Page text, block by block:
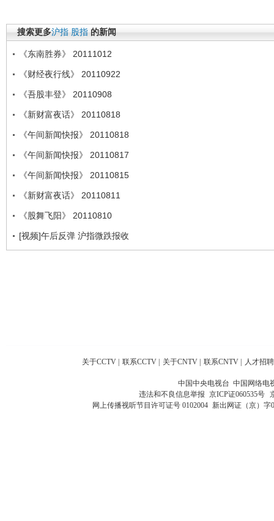
搜索更多沪指 股指 的新闻
《东南胜券》 20111012
《财经夜行线》 20110922
《吾股丰登》 20110908
《新财富夜话》 20110818
《午间新闻快报》 20110818
《午间新闻快报》 20110817
《午间新闻快报》 20110815
《新财富夜话》 20110811
《股舞飞阳》 20110810
[视频]午后反弹 沪指微跌报收
关于CCTV 联系CCTV 关于CNTV 联系CNTV 人才招聘
中国中央电视台 中国网络电
违法和不良信息举报 京ICP证060535号
网上传播视听节目许可证号 0102004 新出网证（京）